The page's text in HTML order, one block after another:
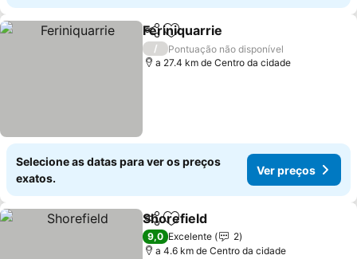
PartilharAdicionar aos favoritos
Feriniquarrie
/
Pontuação não disponível
a 27.4 km de Centro da cidade
Selecione as datas para ver os preços
exatos.
Ver preços
PartilharAdicionar aos favoritos
Shorefield
9,0 Excelente
2
a 4.6 km de Centro da cidade